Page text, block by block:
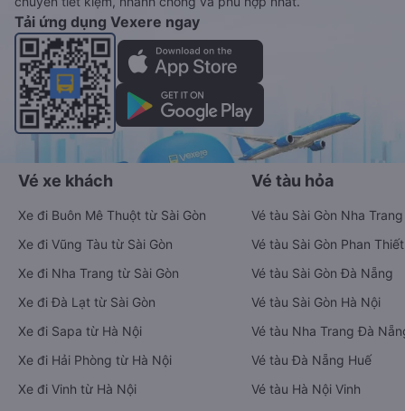
Tải ứng dụng Vexere ngay
Vé xe khách
Xe đi Buôn Mê Thuột từ Sài Gòn
Xe đi Vũng Tàu từ Sài Gòn
Xe đi Nha Trang từ Sài Gòn
Xe đi Đà Lạt từ Sài Gòn
Xe đi Sapa từ Hà Nội
Xe đi Hải Phòng từ Hà Nội
Xe đi Vinh từ Hà Nội
Vé tàu hỏa
Vé tàu Sài Gòn Nha Trang
Vé tàu Sài Gòn Phan Thiết
Vé tàu Sài Gòn Đà Nẵng
Vé tàu Sài Gòn Hà Nội
Vé tàu Nha Trang Đà
Vé tàu Đà Nẵng Huế
Vé tàu Hà Nội Vinh